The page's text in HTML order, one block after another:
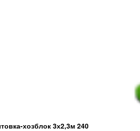
хозблок 3х2,3м 240